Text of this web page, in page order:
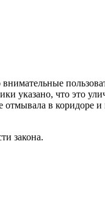
указано, что это
в коридоре и
закона.